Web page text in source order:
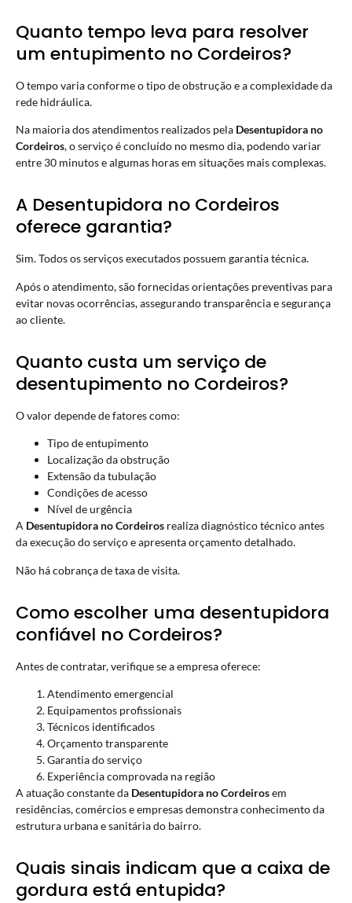
Quanto tempo leva para resolver
um entupimento no Cordeiros?
O tempo varia conforme o tipo de obstrução e a complexidade da
rede hidráulica.
Na maioria dos atendimentos realizados pela Desentupidora no
Cordeiros, o serviço é concluído no mesmo dia, podendo variar
entre 30 minutos e algumas horas em situações mais complexas.
A Desentupidora no Cordeiros
oferece garantia?
Sim. Todos os serviços executados possuem garantia técnica.
Após o atendimento, são fornecidas orientações preventivas para
evitar novas ocorrências, assegurando transparência e segurança
ao cliente.
Quanto custa um serviço de
desentupimento no Cordeiros?
O valor depende de fatores como:
Tipo de entupimento
Localização da obstrução
Extensão da tubulação
Condições de acesso
Nível de urgência
A Desentupidora no Cordeiros realiza diagnóstico técnico antes
da execução do serviço e apresenta orçamento detalhado.
Não há cobrança de taxa de visita.
Como escolher uma desentupidora
confiável no Cordeiros?
Antes de contratar, verifique se a empresa oferece:
Atendimento emergencial
Equipamentos profissionais
Técnicos identificados
Orçamento transparente
Garantia do serviço
Experiência comprovada na região
A atuação constante da Desentupidora no Cordeirosem
residências, comércios e empresas demonstra conhecimento da
estrutura urbana e sanitária do bairro.
Quais sinais indicam que a caixa de
gordura está entupida?